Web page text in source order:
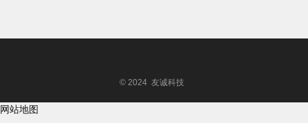
© 2024 友诚科技
网站地图